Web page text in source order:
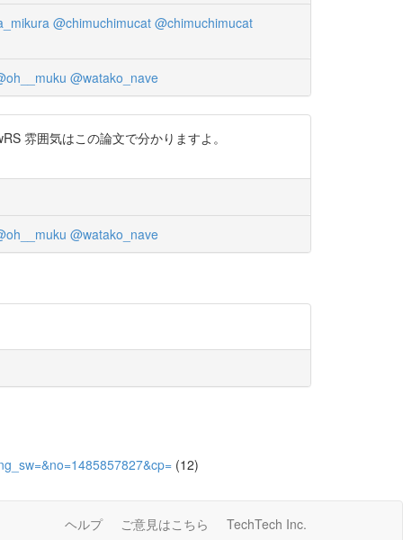
@chimuchimucat @chimuchimucat
@watako_nave
雰囲気はこの論文で分かりますよ。
@watako_nave
(12)
ヘルプ ご意見はこちら TechTech Inc.